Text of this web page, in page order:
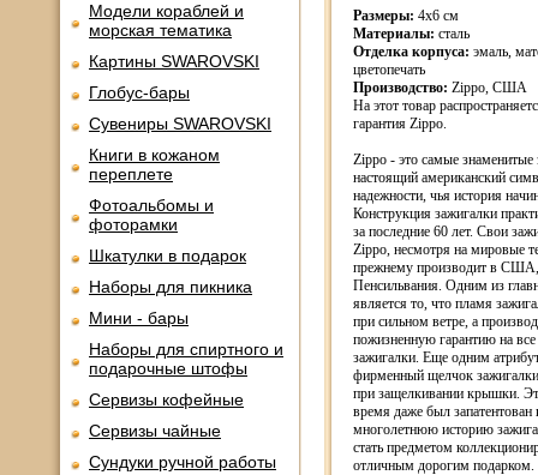
Модели кораблей и
морская тематика
Картины SWAROVSKI
Глобус-бары
Сувениры SWAROVSKI
Книги в кожаном
переплете
Фотоальбомы и
фоторамки
Шкатулки в подарок
Наборы для пикника
Мини - бары
Наборы для спиртного и
подарочные штофы
Сервизы кофейные
Сервизы чайные
Сундуки ручной работы
Размеры: 4х6 см
Материалы: сталь
Отделка корпуса: эмаль,
цветопечать
Производство: Zippo, США
На этот товар
гарантия Zippo.
Zippo - это самые знаменитые
настоящий американский
надежности, чья история
Конструкция зажигалки
за последние 60 лет. Свои
Zippo, несмотря на мировые
прежнему производит в
Пенсильвания. Одним из
является то, что пламя
при сильном ветре, а
пожизненную гарантию на
зажигалки. Еще одним
фирменный щелчок
при защелкивании крышки.
время даже был
многолетнюю историю
стать предметом
отличным дорогим подарком.